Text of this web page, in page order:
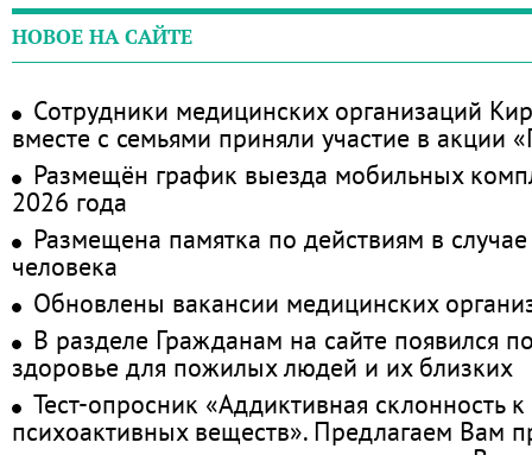
НОВОЕ НА САЙТЕ
Сотрудники медицинских организаций
вместе с семьями приняли участие в акции
Размещён график выезда мобильных
2026 года
Размещена памятка по действиям в
человека
Обновлены вакансии медицинских
В разделе Гражданам на сайте появился
здоровье для пожилых людей и их близких
Тест-опросник «Аддиктивная склонность
психоактивных веществ». Предлагаем Вам